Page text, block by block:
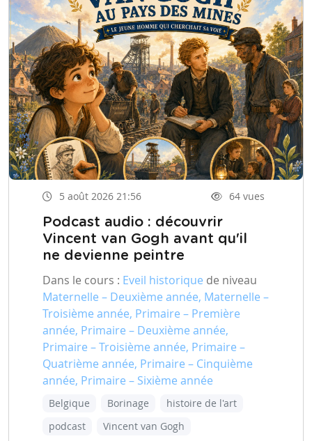
5 août 2026 21:56 64 vues
Podcast audio : découvrir
Vincent van Gogh avant qu'il
ne devienne peintre
Dans le cours : Eveil historique de niveau
Maternelle – Deuxième année, Maternelle –
Troisième année, Primaire – Première
année, Primaire – Deuxième année,
Primaire – Troisième année, Primaire –
Quatrième année, Primaire – Cinquième
année, Primaire – Sixième année
Belgique Borinage
histoire de l'art
podcast
Vincent van Gogh